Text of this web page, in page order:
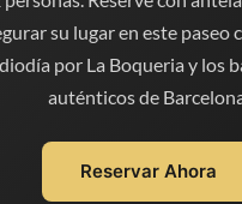
su lugar en este paseo
por La Boqueria y los
auténticos de
Reservar Ahora